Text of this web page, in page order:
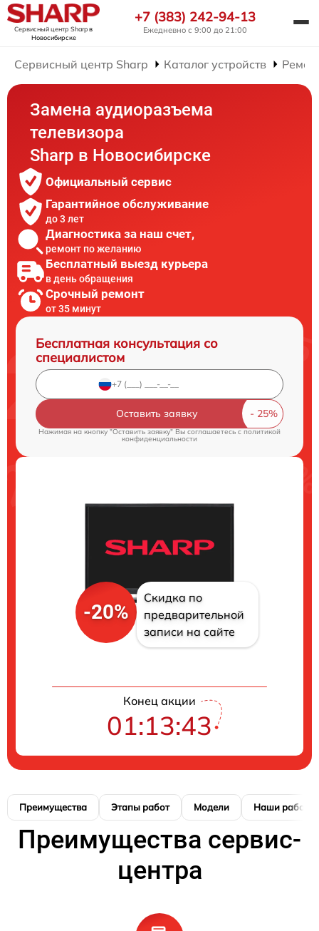
Сервисный центр Sharpв
Новосибирске
+7 (383) 242-94-13
Ежедневно с 9:00 до 21:00
Сервисный центр Sharp Каталог устройств
Замена аудиоразъема
телевизора
Sharp в Новосибирске
Официальный сервис
Гарантийное обслуживание
до 3 лет
Диагностика за наш счет,
ремонт по желанию
Бесплатный выезд курьера
в день обращения
Срочный ремонт
от 35 минут
Бесплатная консультация со
специалистом
Оставить заявку
Нажимая на кнопку "Оставить заявку" Вы соглашаетесь cполитикой
конфиденциальности
-20%
Скидка по
предварительной
записи на сайте
Конец акции
01:13:42
Преимущества Этапы работ Модели Наши работы
Преимущества сервис-
центра